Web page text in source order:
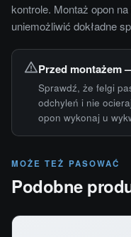
kontrole. Montaż opon
uniemożliwić dokładne
Przed montażem
Sprawdź, że felgi
odchyleń i nie
opon wykonaj u
MOŻE TEŻ PASOWAĆ
Podobne